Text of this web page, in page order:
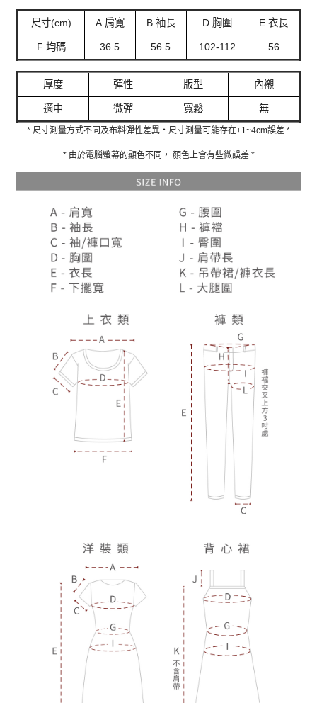
尺寸(cm) A.肩寬 B.袖長 D.胸圍 E.衣長
F 均碼 36.5 56.5 102-112 56
厚度 彈性 版型 內襯
適中 微彈 寬鬆 無
* 尺寸測量方式不同及布料彈性差異‧尺寸測量可能存在±1~4cm誤差 *
* 由於電腦螢幕的顯色不同， 顏色上會有些微誤差 *